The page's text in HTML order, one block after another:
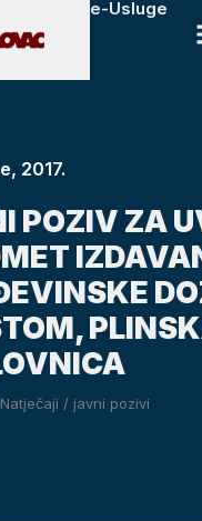
e-Usluge
2017.
POZIV ZA
Natječaji / javni pozivi